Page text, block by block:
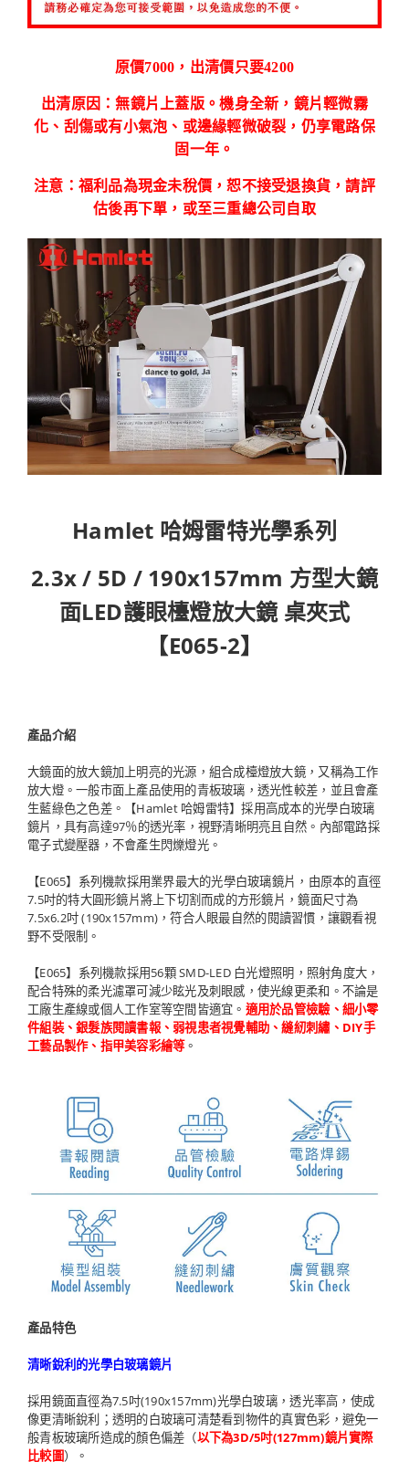
原價7000，出清價只要4200
出清原因：無鏡片上蓋版。機身全新，鏡片輕微霧
化、刮傷或有小氣泡、或邊緣輕微破裂，仍享電路保
固一年。
注意：福利品為現金未稅價，恕不接受退換貨，請評
估後再下單，或至三重總公司自取
Hamlet 哈姆雷特光學系列
2.3x / 5D / 190x157mm 方型大鏡
面LED護眼檯燈放大鏡 桌夾式
【E065-2】
產品介紹
大鏡面的放大鏡加上明亮的光源，組合成檯燈放大鏡，又稱為工作
放大燈。一般市面上產品使用的青板玻璃，透光性較差，並且會產
生藍綠色之色差。【Hamlet 哈姆雷特】採用高成本的光學白玻璃
鏡片，具有高達97％的透光率，視野清晰明亮且自然。內部電路採
電子式變壓器，不會產生閃爍燈光。
【E065】系列機款採用業界最大的光學白玻璃鏡片，由原本的直徑
7.5吋的特大圓形鏡片將上下切割而成的方形鏡片，鏡面尺寸為
7.5x6.2吋 (190x157mm)，符合人眼最自然的閱讀習慣，讓觀看視
野不受限制。
【E065】系列機款採用56顆 SMD-LED 白光燈照明，照射角度大，
配合特殊的柔光濾罩可減少眩光及刺眼感，使光線更柔和。不論是
工廠生產線或個人工作室等空間皆適宜。 適用於品管檢驗、細小零
件組裝、銀髮族閱讀書報、弱視患者視覺輔助、縫紉刺繡、DIY手
工藝品製作、指甲美容彩繪等。
產品特色
清晰銳利的光學白玻璃鏡片
採用鏡面直徑為7.5吋(190x157mm)光學白玻璃，透光率高，使成
像更清晰銳利；透明的白玻璃可清楚看到物件的真實色彩，避免一
般青板玻璃所造成的顏色偏差（以下為3D/5吋(127mm)鏡片實際
比較圖）。